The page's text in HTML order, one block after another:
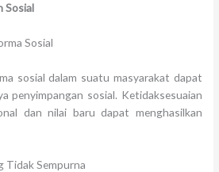
Sosial
Sosial
sosial dalam suatu masyarakat dapat
penyimpangan sosial. Ketidaksesuaian
dan nilai baru dapat menghasilkan
Tidak Sempurna